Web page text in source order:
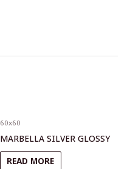
60x60
MARBELLA SILVER GLOSSY
READ MORE